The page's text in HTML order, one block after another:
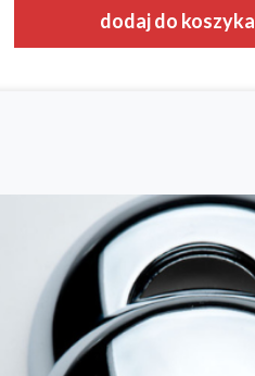
dodaj do koszyka